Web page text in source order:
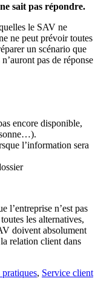
sait pas répondre.
le SAV ne
ne peut prévoir toutes
un scénario que
pas de réponse
encore disponible,
l’information sera
l’entreprise n’est pas
les alternatives,
doivent absolument
relation client dans
, Service client